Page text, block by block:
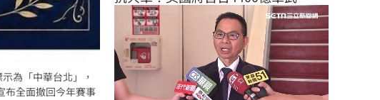
為「中華台北」，
布全面撤回今年賽事